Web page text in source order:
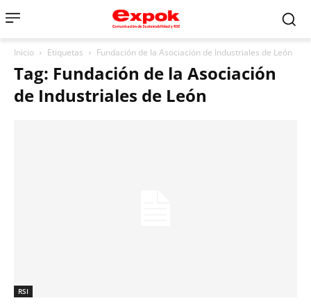
Inicio Etiquetas Fundación de la Asociación de Industriales de León
Tag: Fundación de la Asociación
de Industriales de León
RSI